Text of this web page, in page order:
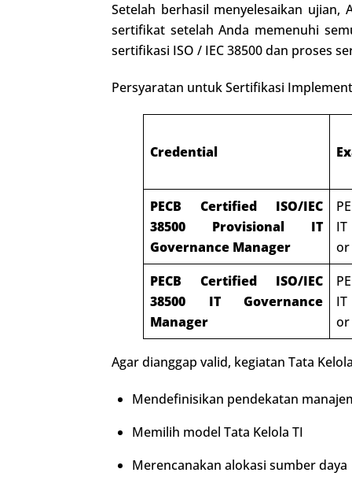
Setelah berhasil menyelesaikan
sertifikat setelah Anda memenuhi
sertifikasi ISO / IEC 38500 dan proses
Persyaratan untuk Sertifikasi
Credential
PECB Certified ISO/IEC
38500 Provisional IT
Governance Manager
or
PECB Certified ISO/IEC
38500 IT Governance
Manager
or
Agar dianggap valid, kegiatan Tata
Mendefinisikan pendekatan
Memilih model Tata Kelola TI
Merencanakan alokasi sumber daya